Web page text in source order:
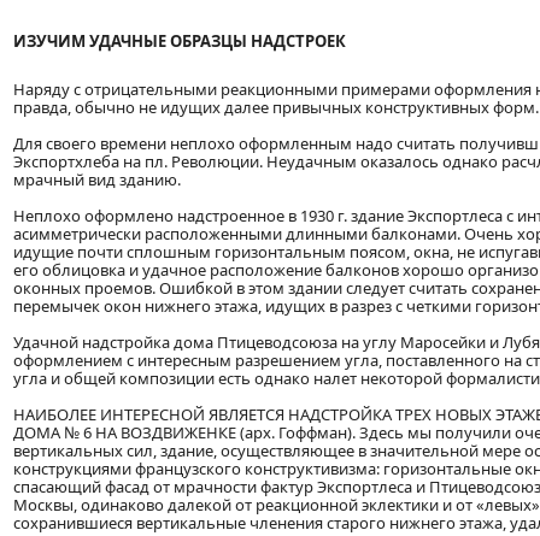
ИЗУЧИМ УДАЧНЫЕ ОБРАЗЦЫ НАДСТРОЕК
Наряду с отрицательными реакционными примерами оформления
правда, обычно не идущих далее привычных конструктивных форм.
Для своего времени неплохо оформленным надо считать
Экспортхлеба на пл. Революции. Неудачным оказалось однако
мрачный вид зданию.
Неплохо оформлено надстроенное в 1930 г. здание Экспортлеса
асимметрически расположенными длинными балконами. Очень
идущие почти сплошным горизонтальным поясом, окна, не
его облицовка и удачное расположение балконов хорошо
оконных проемов. Ошибкой в этом здании следует считать
перемычек окон нижнего этажа, идущих в разрез с четкими
Удачной надстройка дома Птицеводсоюза на углу Маросейки и
оформлением с интересным разрешением угла, поставленного
угла и общей композиции есть однако налет некоторой
НАИБОЛЕЕ ИНТЕРЕСНОЙ ЯВЛЯЕТСЯ НАДСТРОЙКА ТРЕХ НОВЫХ
ДОМА № 6 НА ВОЗДВИЖЕНКЕ (арх. Гоффман). Здесь мы получили
вертикальных сил, здание, осуществляющее в значительной
конструкциями французского конструктивизма: горизонтальные
спасающий фасад от мрачности фактур Экспортлеса и
Москвы, одинаково далекой от реакционной эклектики и от
сохранившиеся вертикальные членения старого нижнего этажа,